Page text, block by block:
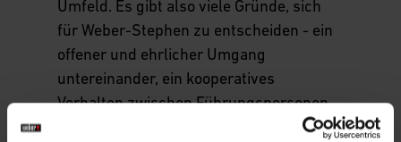
Umfeld. Es gibt also viele Gründe, sich
für Weber-Stephen zu entscheiden - ein
offener und ehrlicher Umgang
untereinander, ein kooperatives
Verhalten zwischen Führungspersonen